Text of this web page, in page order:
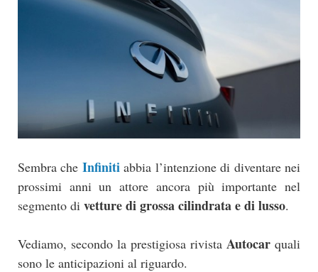
Sembra che Infiniti abbia l’intenzione di diventare nei
prossimi anni un attore ancora più importante nel
segmento di vetture di grossa cilindrata e di lusso.
Vediamo, secondo la prestigiosa rivista Autocar quali
sono le anticipazioni al riguardo.